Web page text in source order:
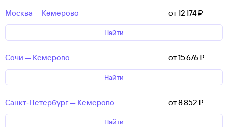
Москва — Кемерово от 12 ⁠174 ⁠₽
Найти
Сочи — Кемерово от 15 ⁠676 ⁠₽
Найти
Санкт‑Петербург — Кемерово от 8 ⁠852 ⁠₽
Найти